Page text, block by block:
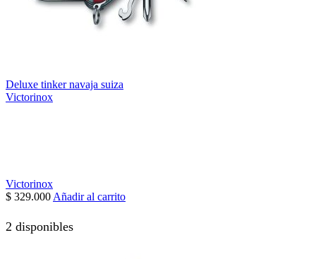
Deluxe tinker navaja suiza
Victorinox
Victorinox
$ 329.000Añadir al carrito
2 disponibles